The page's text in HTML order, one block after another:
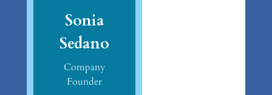
Sonia
Sedano
Company
Founder